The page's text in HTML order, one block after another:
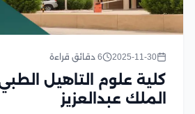
2025-11-30 6 دقائق قراءة
كلية علوم التاهيل
الملك عبدالعزيز